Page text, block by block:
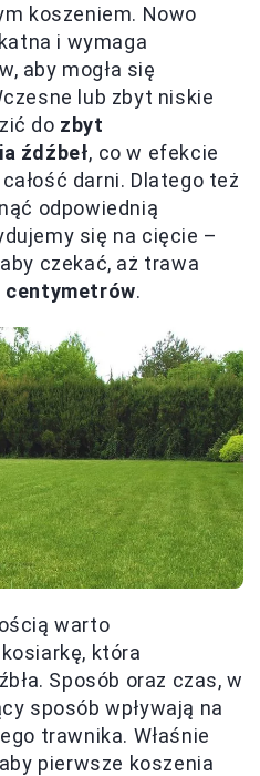
koszeniem. Nowo
i wymaga
aby mogła się
lub zbyt niskie
do zbyt
źdźbeł, co w efekcie
darni. Dlatego też
odpowiednią
się na cięcie –
czekać, aż trawa
centymetrów.
warto
która
Sposób oraz czas, w
sposób wpływają na
trawnika. Właśnie
pierwsze koszenia